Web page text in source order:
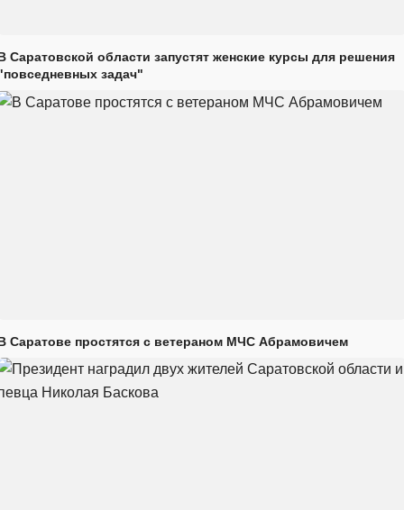
Саратовской области запустят женские курсы для решения
задач"
Саратове простятся с ветераном МЧС Абрамовичем